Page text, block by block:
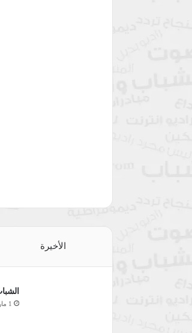
الأخيرة
1 مارس، 2026